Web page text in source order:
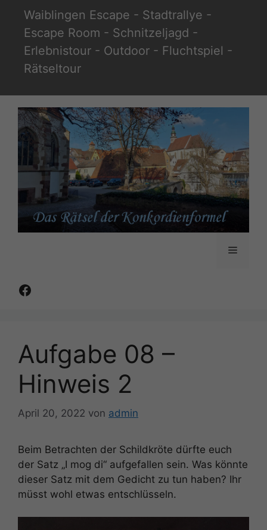
springen
Waiblingen Escape - Stadtrallye -
Escape Room - Schnitzeljagd -
Erlebnistour - Outdoor - Fluchtspiel -
Rätseltour
Menü
Facebook
Aufgabe 08 –
Hinweis 2
April 20, 2022 von admin
Beim Betrachten der Schildkröte dürfte euch
der Satz „I mog di“ aufgefallen sein. Was könnte
dieser Satz mit dem Gedicht zu tun haben? Ihr
müsst wohl etwas entschlüsseln.